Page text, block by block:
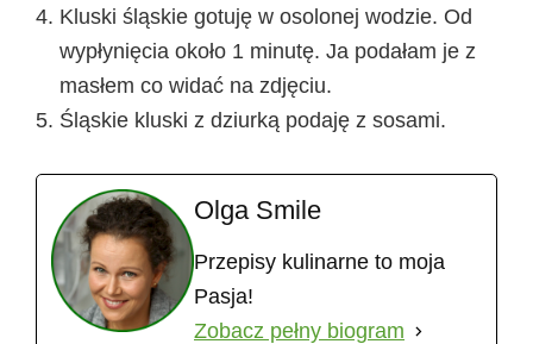
Kluski śląskie gotuję w osolonej wodzie. Od
wypłynięcia około 1 minutę. Ja podałam je z
masłem co widać na zdjęciu.
Śląskie kluski z dziurką podaję z sosami.
Olga Smile
Przepisy kulinarne to moja
Pasja!
Zobacz pełny biogram